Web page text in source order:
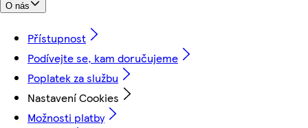
O nás
Přístupnost
Podívejte se, kam doručujeme
Poplatek za službu
Nastavení Cookies
Možnosti platby